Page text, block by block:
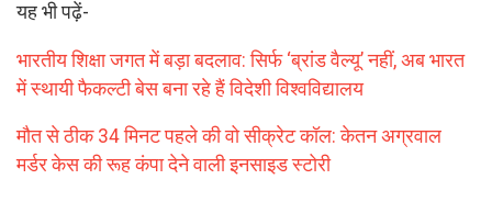
यह भी पढ़ें-
भारतीय शिक्षा जगत में बड़ा बदलाव: सिर्फ ‘ब्रांड वैल्यू’ नहीं, अब भारत
में स्थायी फैकल्टी बेस बना रहे हैं विदेशी विश्वविद्यालय
मौत से ठीक 34 मिनट पहले की वो सीक्रेट कॉल: केतन अग्रवाल
मर्डर केस की रूह कंपा देने वाली इनसाइड स्टोरी